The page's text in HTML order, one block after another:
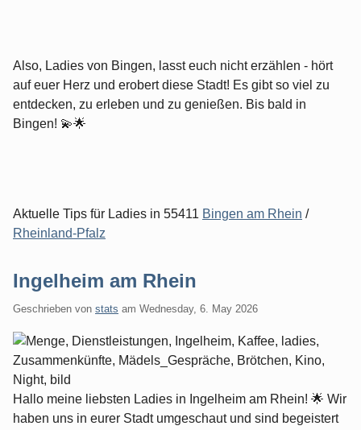
Also, Ladies von Bingen, lasst euch nicht erzählen - hört
auf euer Herz und erobert diese Stadt! Es gibt so viel zu
entdecken, zu erleben und zu genießen. Bis bald in
Bingen! 💫🌟
Aktuelle Tips für Ladies in 55411 Bingen am Rhein /
Rheinland-Pfalz
Ingelheim am Rhein
Geschrieben von stats am Wednesday, 6. May 2026
Hallo meine liebsten Ladies in Ingelheim am Rhein! 🌟 Wir
haben uns in eurer Stadt umgeschaut und sind begeistert